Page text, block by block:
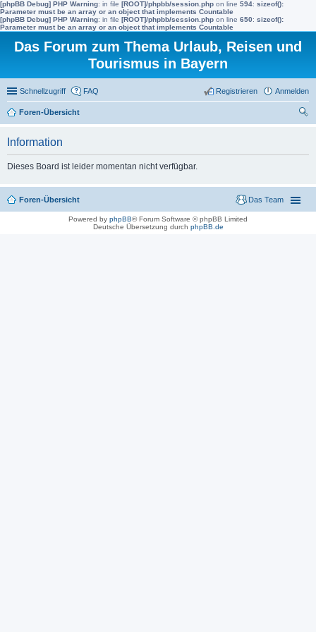
[phpBB Debug] PHP Warning: in file [ROOT]/phpbb/session.php on line 594: sizeof():
Parameter must be an array or an object that implements Countable
[phpBB Debug] PHP Warning: in file [ROOT]/phpbb/session.php on line 650: sizeof():
Parameter must be an array or an object that implements Countable
Das Forum zum Thema Urlaub, Reisen und
Tourismus in Bayern
Schnellzugriff FAQ Anmelden
Registrieren
Foren-Übersicht
Information
Dieses Board ist leider momentan nicht verfügbar.
Foren-Übersicht Das Team
Powered by phpBB® Forum Software © phpBB Limited
Deutsche Übersetzung durch phpBB.de